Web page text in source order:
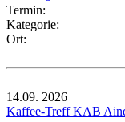
Termin:
Kategorie:
Ort:
14.09. 2026
Kaffee-Treff KAB